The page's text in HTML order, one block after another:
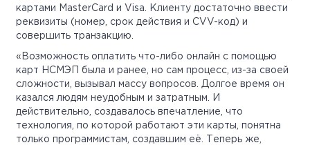
картами MasterCard и Visa. Клиенту достаточно ввести
реквизиты (номер, срок действия и CVV-код) и
совершить транзакцию.
«Возможность оплатить что-либо онлайн с помощью
карт НСМЭП была и ранее, но сам процесс, из-за своей
сложности, вызывал массу вопросов. Долгое время он
казался людям неудобным и затратным. И
действительно, создавалось впечатление, что
технология, по которой работают эти карты, понятна
только программистам, создавшим её. Теперь же,